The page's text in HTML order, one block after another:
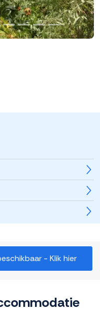
- Klik hier